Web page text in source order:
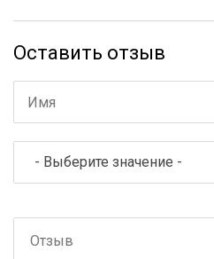
Оставить отзыв
- Выберите значение -